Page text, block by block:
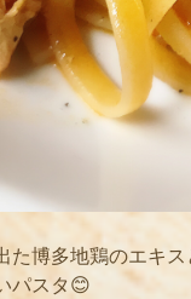
た博多地鶏のエキ
パスタ😊